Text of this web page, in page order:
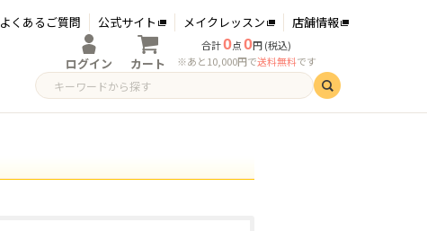
ログイン
ログイン
新規会員登録
カート
合計0点0円 (税込)
※あと10,000円で送料無料です
よくあるご質問 公式サイト メイクレッスン 店舗情報